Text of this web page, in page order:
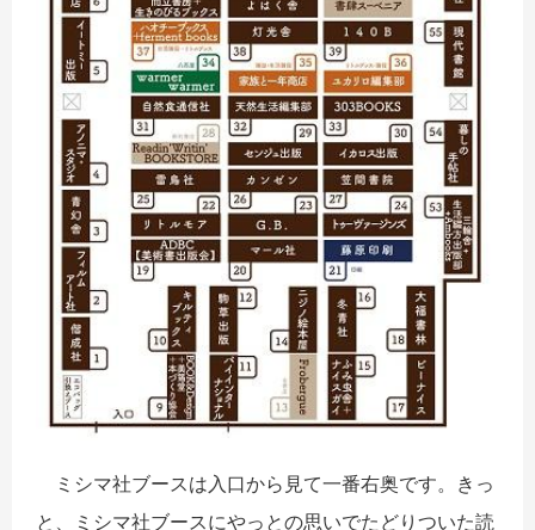
ミシマ社ブースは入口から見て一番右奥です。きっ
と、ミシマ社ブースにやっとの思いでたどりついた読